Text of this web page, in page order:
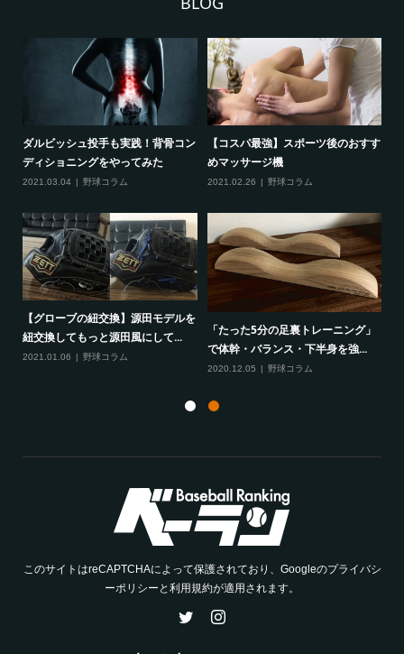
ダルビッシュ投手も実践！背骨コン
ディショニングをやってみた
2021.03.04 野球コラム
【コスパ最強】スポーツ後のおすす
めマッサージ機
2021.02.26 野球コラム
【グローブの紐交換】源田モデルを
紐交換してもっと源田風にして...
2021.01.06 野球コラム
「たった5分の足裏トレーニング」
で体幹・バランス・下半身を強...
2020.12.05 野球コラム
このサイトはreCAPTCHAによって保護されており、Googleのプライバシ
ーポリシーと利用規約が適用されます。